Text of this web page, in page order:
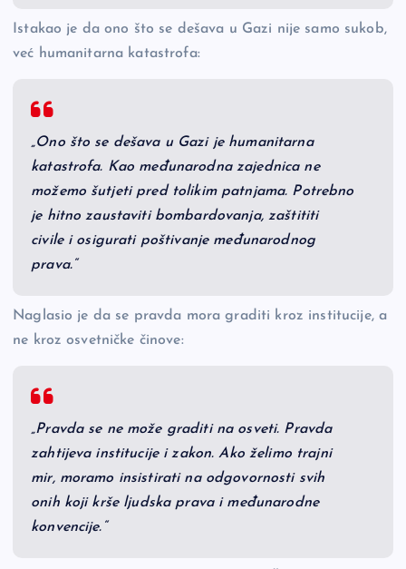
Istakao je da ono što se dešava u Gazi nije samo sukob,
već humanitarna katastrofa:
„Ono što se dešava u Gazi je humanitarna
katastrofa. Kao međunarodna zajednica ne
možemo šutjeti pred tolikim patnjama. Potrebno
je hitno zaustaviti bombardovanja, zaštititi
civile i osigurati poštivanje međunarodnog
prava.“
Naglasio je da se pravda mora graditi kroz institucije, a
ne kroz osvetničke činove:
„Pravda se ne može graditi na osveti. Pravda
zahtijeva institucije i zakon. Ako želimo trajni
mir, moramo insistirati na odgovornosti svih
onih koji krše ljudska prava i međunarodne
konvencije.“